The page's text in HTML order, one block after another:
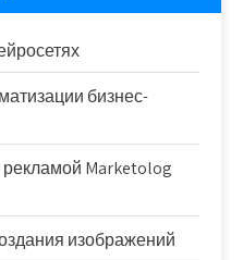
бизнес-
Marketolog
изображений